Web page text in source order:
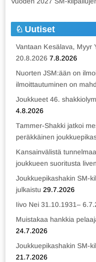
Uutiset
Vantaan Kesälava, Myyr
20.8.2026 7.8.2026
Nuorten JSM:ään on
ilmoittautuminen on
Joukkueet 46.
4.8.2026
Tammer-Shakki jatkoi
peräkkäinen
Kansainvälistä
joukkueen suoritusta
Joukkuepikashakin SM-
julkaistu 29.7.2026
Iivo Nei 31.10.1931–
Muistakaa hankkia
24.7.2026
Joukkuepikashakin SM-
21.7.2026